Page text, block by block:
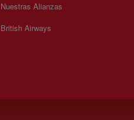
Nuestras Alianzas
British Airways